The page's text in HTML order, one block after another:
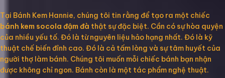
Tại Bánh Kem Hannie, chúng tôi tin rằng để tạo ra một chiếc
bánh kem socola đậm đà thật sự đặc biệt. Cần có sự hòa quyện
của nhiều yếu tố. Đó là từ nguyên liệu hảo hạng nhất. Đó là kỹ
thuật chế biến đỉnh cao. Đó là cả tấm lòng và sự tâm huyết của
người thợ làm bánh. Chúng tôi muốn mỗi chiếc bánh bạn nhận
được không chỉ ngon. Bánh còn là một tác phẩm nghệ thuật.